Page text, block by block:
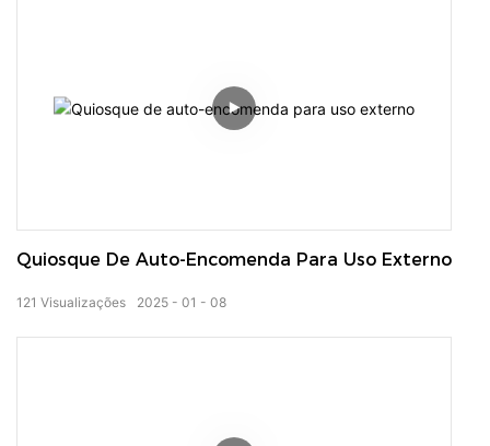
fácil de usar para diversos cenários de autoatendimento.
Com um design de hardware confiável e personalização
Quiosque De Auto-Encomenda Para Uso Externo
2025 01 08
121 Visualizações